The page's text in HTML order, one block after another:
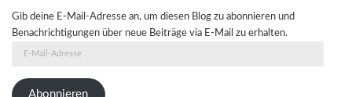
Gib deine E-Mail-Adresse an, um diesen Blog zu abonnieren und
Benachrichtigungen über neue Beiträge via E-Mail zu erhalten.
Adresse
Abonnieren